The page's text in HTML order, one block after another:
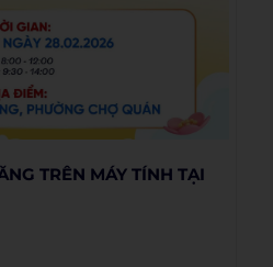
TRÊN MÁY TÍNH TẠI